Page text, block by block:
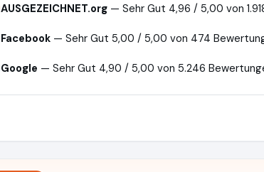
AUSGEZEICHNET.org — Sehr Gut 4,96 / 5,00 von
Facebook — Sehr Gut 5,00 / 5,00 von 474
Google — Sehr Gut 4,90 / 5,00 von 5.246